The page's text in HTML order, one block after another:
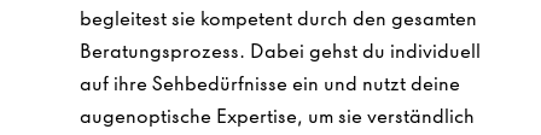
begleitest sie kompetent durch den gesamten
Beratungsprozess. Dabei gehst du individuell
auf ihre Sehbedürfnisse ein und nutzt deine
augenoptische Expertise, um sie verständlich